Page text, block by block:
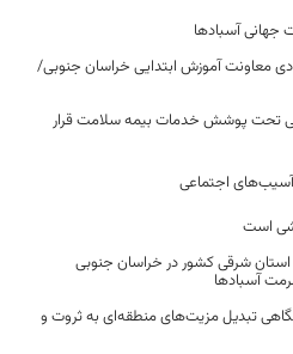
جهانی آسبادها
معاونت آموزش ابتدایی خراسان جنوبی/
تحت پوشش خدمات بیمه سلامت قرار
آسیب‌های اجتماعی
است
استان شرقی کشور در خراسان جنوبی
آسبادها
تبدیل مزیت‌های منطقه‌ای به ثروت و